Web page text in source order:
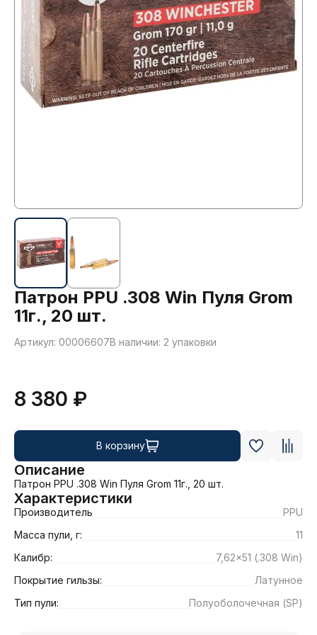
Патрон PPU .308 Win Пуля Grom
11г., 20 шт.
Артикул: 00006607В наличии: 2 упаковки
8 380 ₽
В корзину
Описание
Патрон PPU .308 Win Пуля Grom 11г., 20 шт.
Характеристики
Производитель
PPU
Масса пули, г:
11
Калибр:
7,62x51 (.308 Win)
Покрытие гильзы:
Латунное
Тип пули:
Полуоболочечная (SP)